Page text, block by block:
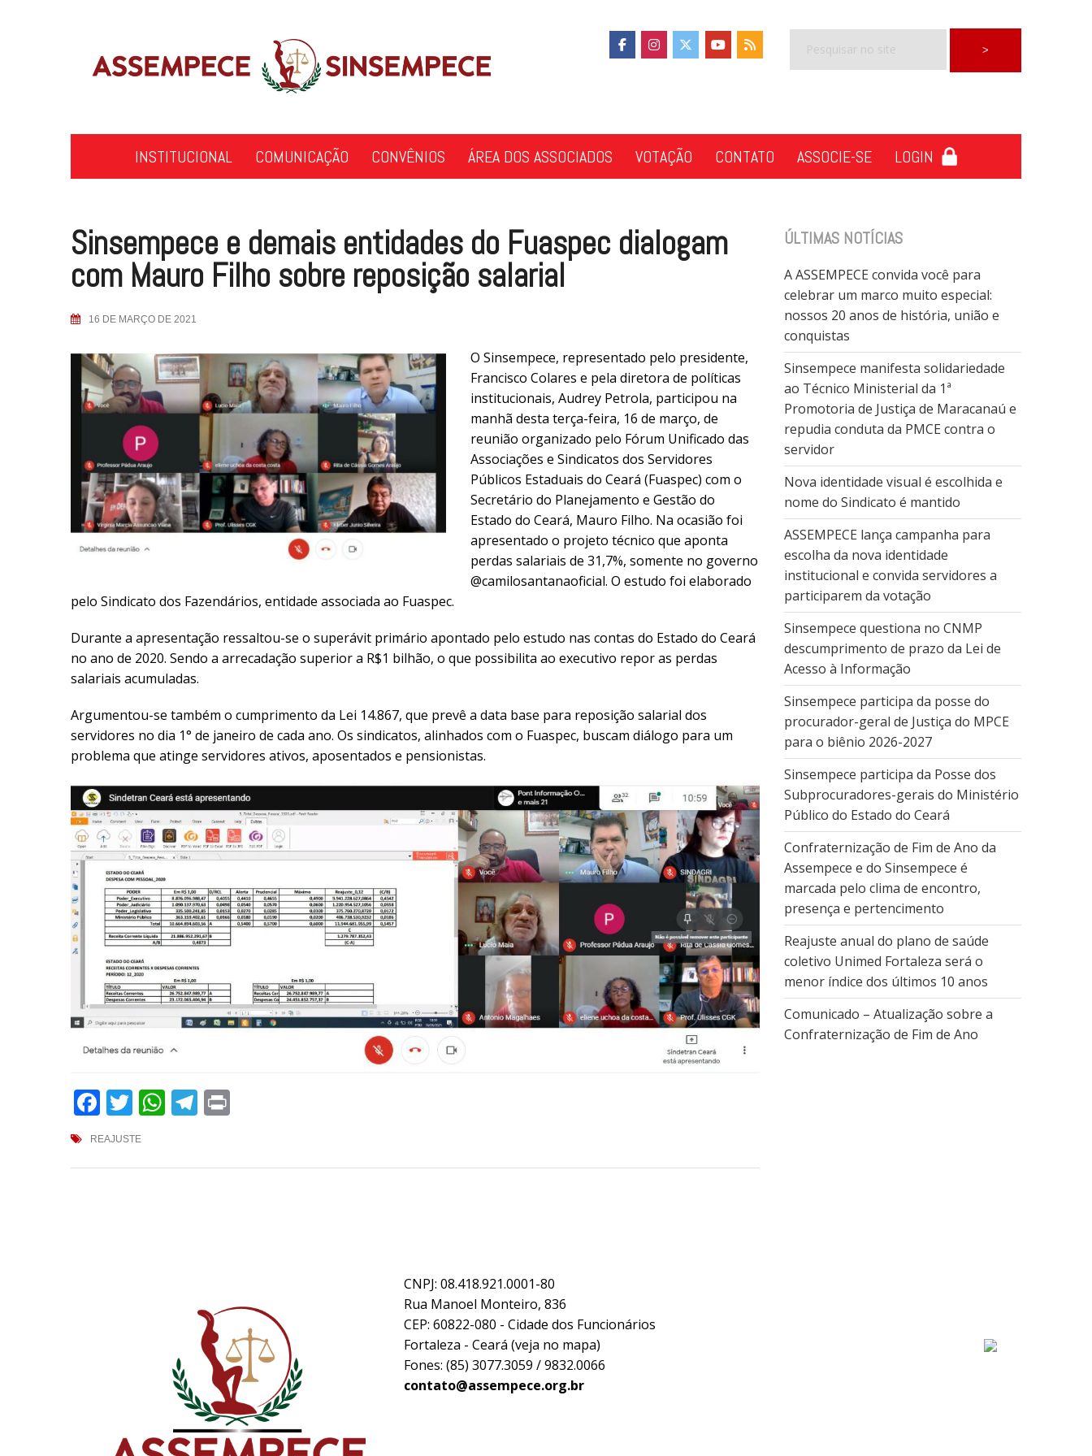
INSTITUCIONAL COMUNICAÇÃO CONVÊNIOS ÁREA DOS ASSOCIADOS VOTAÇÃO CONTATO ASSOCIE-SE LOGIN
Sinsempece e demais entidades do Fuaspec dialogam
com Mauro Filho sobre reposição salarial
16 DE MARÇO DE 2021
O Sinsempece, representado pelo presidente,
Francisco Colares e pela diretora de políticas
institucionais, Audrey Petrola, participou na
manhã desta terça-feira, 16 de março, de
reunião organizado pelo Fórum Unificado das
Associações e Sindicatos dos Servidores
Públicos Estaduais do Ceará (Fuaspec) com o
Secretário do Planejamento e Gestão do
Estado do Ceará, Mauro Filho. Na ocasião foi
apresentado o projeto técnico que aponta
perdas salariais de 31,7%, somente no governo
@camilosantanaoficial. O estudo foi elaborado
pelo Sindicato dos Fazendários, entidade associada ao Fuaspec.
Durante a apresentação ressaltou-se o superávit primário apontado pelo estudo nas contas do Estado do Ceará
no ano de 2020. Sendo a arrecadação superior a R$1 bilhão, o que possibilita ao executivo repor as perdas
salariais acumuladas.
Argumentou-se também o cumprimento da Lei 14.867, que prevê a data base para reposição salarial dos
servidores no dia 1° de janeiro de cada ano. Os sindicatos, alinhados com o Fuaspec, buscam diálogo para um
problema que atinge servidores ativos, aposentados e pensionistas.
Facebook
Twitter
WhatsApp
Telegram
REAJUSTE
ÚLTIMAS NOTÍCIAS
A ASSEMPECE convida você para
celebrar um marco muito especial:
nossos 20 anos de história, união e
conquistas
Sinsempece manifesta solidariedade
ao Técnico Ministerial da 1ª
Promotoria de Justiça de Maracanaú e
repudia conduta da PMCE contra o
servidor
Nova identidade visual é escolhida e
nome do Sindicato é mantido
ASSEMPECE lança campanha para
escolha da nova identidade
institucional e convida servidores a
participarem da votação
Sinsempece questiona no CNMP
descumprimento de prazo da Lei de
Acesso à Informação
Sinsempece participa da posse do
procurador-geral de Justiça do MPCE
para o biênio 2026-2027
Sinsempece participa da Posse dos
Subprocuradores-gerais do Ministério
Público do Estado do Ceará
Confraternização de Fim de Ano da
Assempece e do Sinsempece é
marcada pelo clima de encontro,
presença e pertencimento
Reajuste anual do plano de saúde
coletivo Unimed Fortaleza será o
menor índice dos últimos 10 anos
Comunicado – Atualização sobre a
Confraternização de Fim de Ano
CNPJ: 08.418.921.0001-80
Rua Manoel Monteiro, 836
CEP: 60822-080 - Cidade dos Funcionários
Fortaleza - Ceará (veja no mapa)
Fones: (85) 3077.3059 / 9832.0066
contato@assempece.org.br